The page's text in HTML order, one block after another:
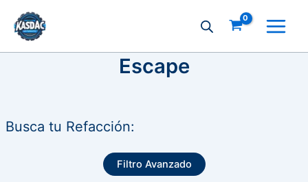
contenido
Escape
Busca tu Refacción:
Filtro Avanzado